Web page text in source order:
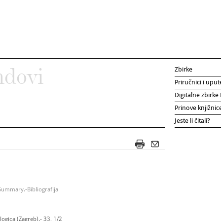
Bibliografija
(Zagreb).- 33, 1/2
Zbirke
Priručnici i
Digitalne zbirke
Prinove
Jeste li čitali?